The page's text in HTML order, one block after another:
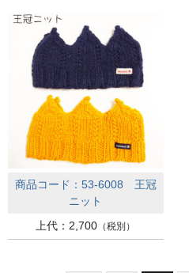
商品コード：53-6008 王冠
ニット
上代：2,700 （税別）